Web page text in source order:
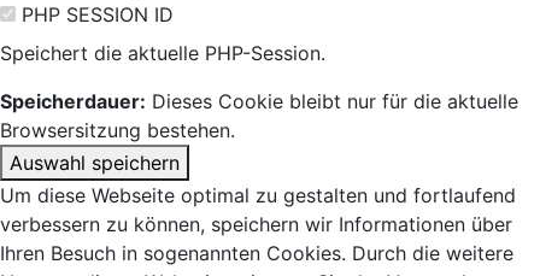
PHP SESSION ID
Speichert die aktuelle PHP-Session.
Speicherdauer: Dieses Cookie bleibt nur für die aktuelle
Browsersitzung bestehen.
Auswahl speichern
Um diese Webseite optimal zu gestalten und fortlaufend
verbessern zu können, speichern wir Informationen über
Ihren Besuch in sogenannten Cookies. Durch die weitere